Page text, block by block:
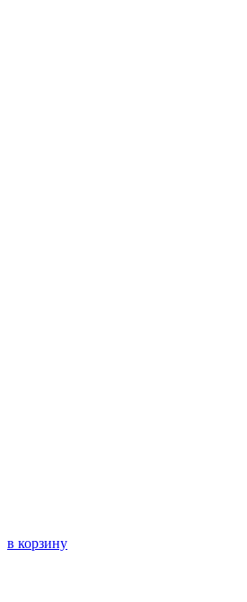
в корзину